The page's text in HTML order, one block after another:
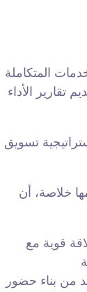
المتكاملة
تقارير الأداء
تسويق
خلاصة، أن
قوية مع
من بناء حضور